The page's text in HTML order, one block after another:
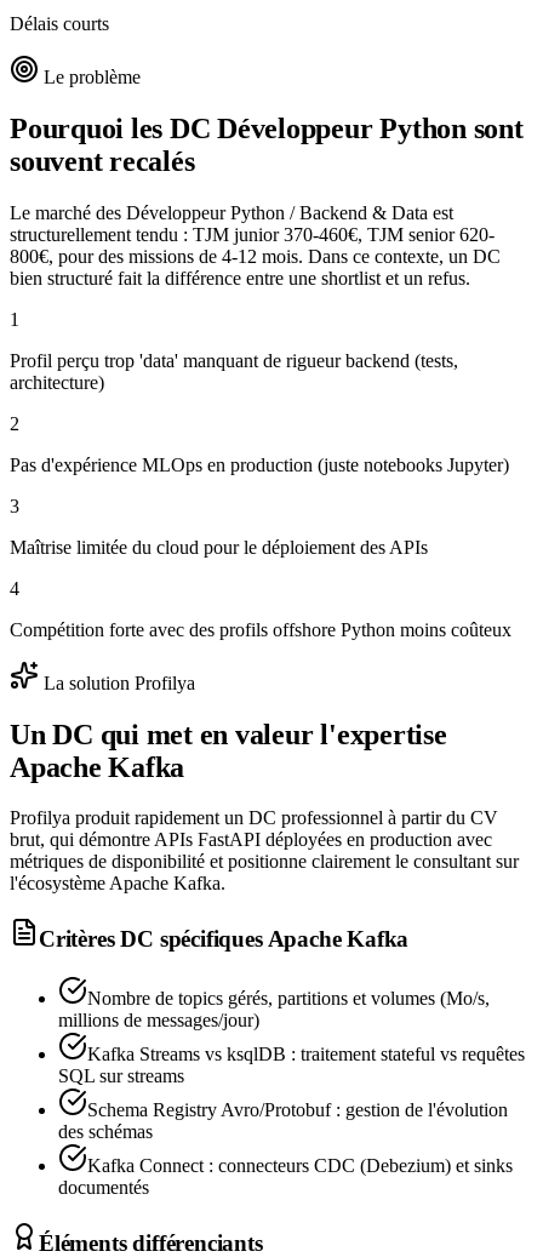
Délais courts
Le problème
Pourquoi les DCDéveloppeur Python sont
souvent recalés
Le marché des Développeur Python / Backend & Data est
structurellement tendu : TJM junior 370-460€, TJM senior 620-
800€, pour des missions de 4-12 mois. Dans ce contexte, un DC
bien structuré fait la différence entre une shortlist et un refus.
1
Profil perçu trop 'data' manquant de rigueur backend (tests,
architecture)
2
Pas d'expérience MLOps en production (juste notebooks Jupyter)
3
Maîtrise limitée du cloud pour le déploiement des APIs
4
Compétition forte avec des profils offshore Python moins coûteux
La solution Profilya
Un DC qui met en valeur l'expertise
Apache Kafka
Profilya produit rapidement un DC professionnel à partir du CV
brut, qui démontre APIs FastAPI déployées en production avec
métriques de disponibilité et positionne clairement le consultant sur
l'écosystème Apache Kafka.
Critères DC spécifiques Apache Kafka
Nombre de topics gérés, partitions et volumes (Mo/s,
millions de messages/jour)
Kafka Streams vs ksqlDB : traitement stateful vs requêtes
SQL sur streams
Schema Registry Avro/Protobuf : gestion de l'évolution
des schémas
Kafka Connect : connecteurs CDC (Debezium) et sinks
documentés
Éléments différenciants